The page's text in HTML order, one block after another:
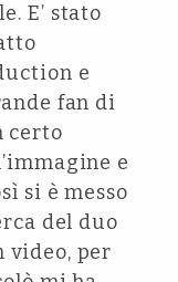
E’ stato
e
fan di
certo
e
si è messo
del duo
video, per